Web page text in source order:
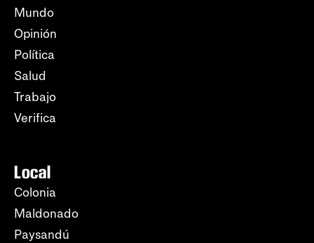
Mundo
Opinión
Política
Salud
Trabajo
Verifica
Local
Colonia
Maldonado
Paysandú